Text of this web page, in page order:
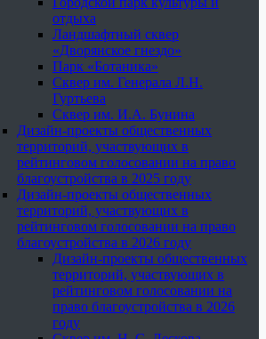
отдыха
Ландшафтный сквер
«Дворянское гнездо»
Парк «Ботаника»
Сквер им. Генерала Л.Н.
Гуртьева
Сквер им. И.А. Бунина
Дизайн-проекты общественных
территорий, участвующих в
рейтинговом голосовании на право
благоустройства в 2025 году
Дизайн-проекты общественных
территорий, участвующих в
рейтинговом голосовании на право
благоустройства в 2026 году
Дизайн-проекты общественных
территорий, участвующих в
рейтинговом голосовании на
право благоустройства в 2026
году